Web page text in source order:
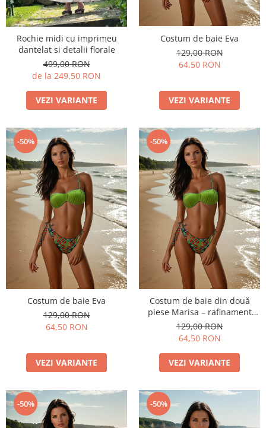
Rochie midi cu imprimeu
dantelat si detalii florale
499,00 RON
de la 249,50 RON
VEZI VARIANTE
Costum de baie Eva
129,00 RON
64,50 RON
VEZI VARIANTE
-50%
Costum de baie Eva
129,00 RON
64,50 RON
VEZI VARIANTE
-50%
Costum de baie din două
piese Marisa – rafinament
modern și confort de vară
129,00 RON
64,50 RON
VEZI VARIANTE
-50% -50%